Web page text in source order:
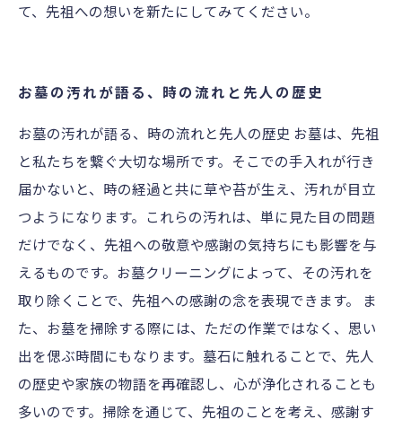
て、先祖への想いを新たにしてみてください。
お墓の汚れが語る、時の流れと先人の歴史
お墓の汚れが語る、時の流れと先人の歴史 お墓は、先祖
と私たちを繋ぐ大切な場所です。そこでの手入れが行き
届かないと、時の経過と共に草や苔が生え、汚れが目立
つようになります。これらの汚れは、単に見た目の問題
だけでなく、先祖への敬意や感謝の気持ちにも影響を与
えるものです。お墓クリーニングによって、その汚れを
取り除くことで、先祖への感謝の念を表現できます。 ま
た、お墓を掃除する際には、ただの作業ではなく、思い
出を偲ぶ時間にもなります。墓石に触れることで、先人
の歴史や家族の物語を再確認し、心が浄化されることも
多いのです。掃除を通じて、先祖のことを考え、感謝す